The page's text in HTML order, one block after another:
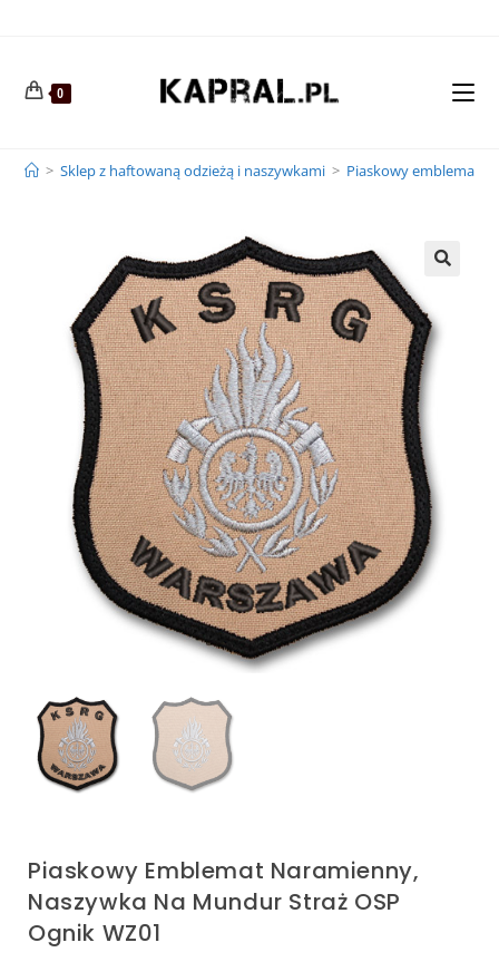
0
> Sklep z haftowaną odzieżą i naszywkami > Piaskowy emblemat
Piaskowy Emblemat Naramienny,
Naszywka Na Mundur Straż OSP
Ognik WZ01